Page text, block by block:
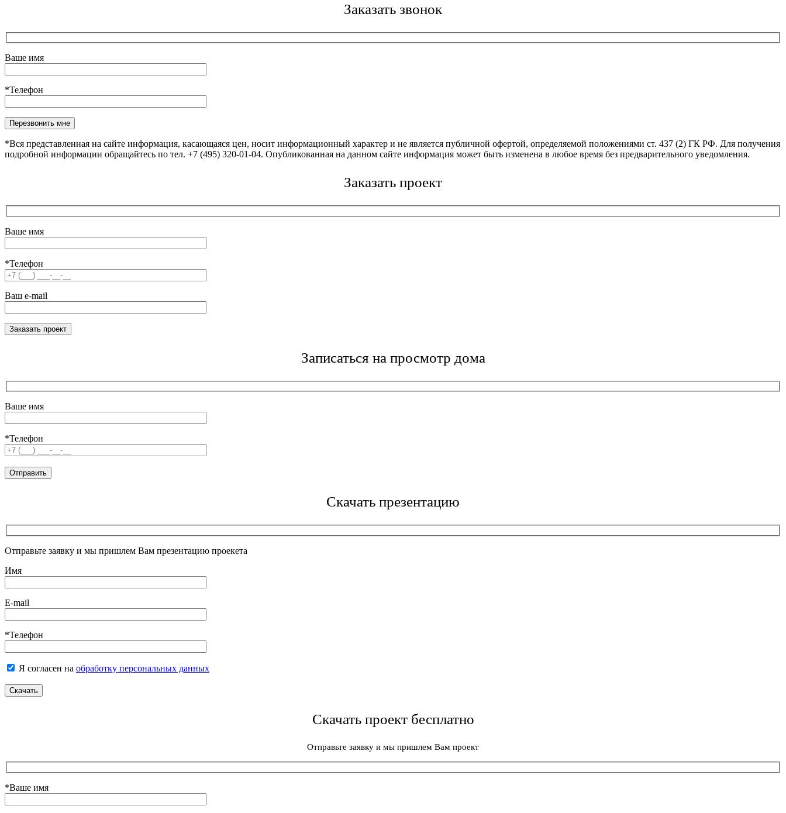
Заказать звонок
Ваше имя
*Телефон
Оставьте это поле пустым.
*Вся представленная на сайте информация, касающаяся цен, носит информационный характер и не является публичной офертой, определяемой положениями ст. 437 (2) ГК РФ. Для получения
подробной информации обращайтесь по тел. +7 (495) 320-01-04. Опубликованная на данном сайте информация может быть изменена в любое время без предварительного уведомления.
Заказать проект
Ваше имя
*Телефон
Ваш e-mail
Записаться на просмотр дома
Ваше имя
*Телефон
Скачать презентацию
Отправьте заявку и мы пришлем Вам презентацию проекета
Имя
E-mail
*Телефон
Я согласен на обработку персональных данных
Скачать проект бесплатно
Отправьте заявку и мы пришлем Вам проект
*Ваше имя